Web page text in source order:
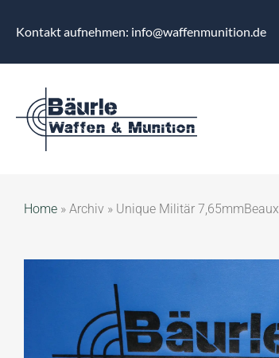
Kontakt aufnehmen: info@waffenmunition.de
Home » Archiv » Unique Militär 7,65mmBeaux